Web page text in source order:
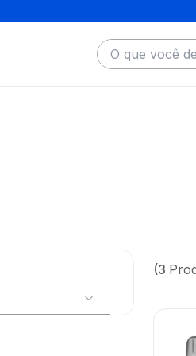
O que você
3